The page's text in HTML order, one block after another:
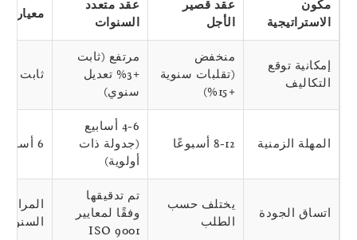
مكون
الاستراتيجية
عقد قصير
الأجل
عقد متعدد
السنوات
معيار
إمكانية توقع
التكاليف
منخفض
(تقلبات سنوية
مرتفع (ثابت
+3% تعديل
سنوي)
ثابت +5%
المهلة الزمنية 8-12 أسبوعًا
4-6 أسابيع
(جدولة ذات
أولوية)
اتساق الجودة
يختلف حسب
الطلب
تم تدقيقها
وفقًا لمعايير
ISO 9001
المراجعات
السنوية